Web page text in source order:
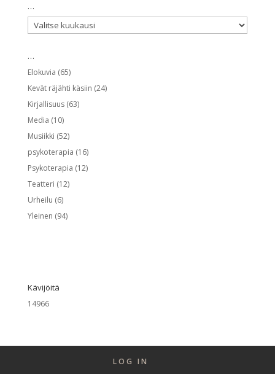
…
…
Elokuvia (65)
Kevät räjähti käsiin (24)
Kirjallisuus(63)
Media (10)
Musiikki (52)
psykoterapia (16)
Psykoterapia (12)
Teatteri (12)
Urheilu (6)
Yleinen (94)
Kävijöitä
14966
LOG IN